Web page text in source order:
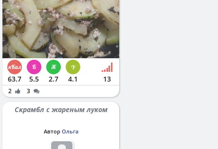
63.7 5.5 2.7 4.1 13
2 3
Скрамбл с жареным луком
Автор Ольга